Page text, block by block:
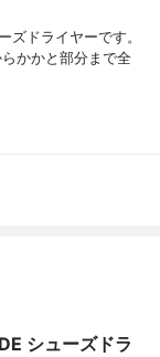
ズドライヤーです。
かかと部分まで全
シューズドラ